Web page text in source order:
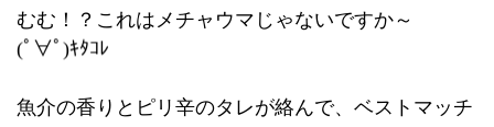
むむ！？これはメチャウマじゃないですか～
(ﾟ∀ﾟ)ｷﾀｺﾚ
魚介の香りとピリ辛のタレが絡んで、ベストマッチ